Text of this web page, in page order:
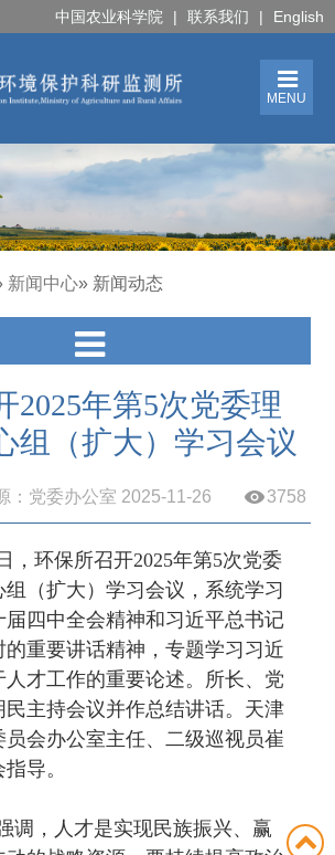
中国农业科学院 | 联系我们 | English
MENU
新闻中心» 新闻动态
2025年第5次党委理
组（扩大）学习会议
：党委办公室 2025-11-26 3758
，环保所召开2025年第5次党委
（扩大）学习会议，系统学习
届四中全会精神和习近平总书记
的重要讲话精神，专题学习习近
人才工作的重要论述。所长、党
民主持会议并作总结讲话。天津
员会办公室主任、二级巡视员崔
导。
调，人才是实现民族振兴、赢